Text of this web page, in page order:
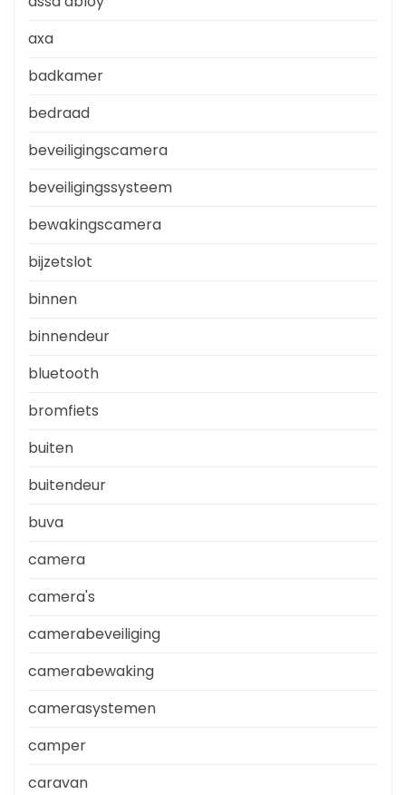
axa
badkamer
bedraad
beveiligingscamera
beveiligingssysteem
bewakingscamera
bijzetslot
binnen
binnendeur
bluetooth
bromfiets
buiten
buitendeur
buva
camera
camera's
camerabeveiliging
camerabewaking
camerasystemen
camper
caravan